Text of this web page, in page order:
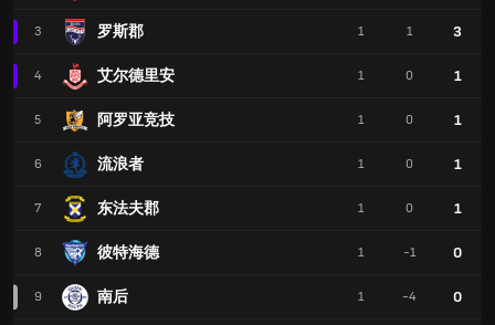
3 罗斯郡
4 艾尔德里安
5 阿罗亚竞技
6 流浪者
7 东法夫郡
8 彼特海德
9 南后
1 1 3
1 0 1
1 0 1
1 0 1
1 0 1
1 -1 0
1 -4 0